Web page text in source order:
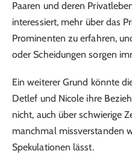
Paaren und deren
interessiert, mehr über das
Prominenten zu erfahren,
oder Scheidungen sorgen
Ein weiterer Grund könnte
Detlef und Nicole ihre
nicht, auch über schwierige
manchmal missverstanden
Spekulationen lässt.